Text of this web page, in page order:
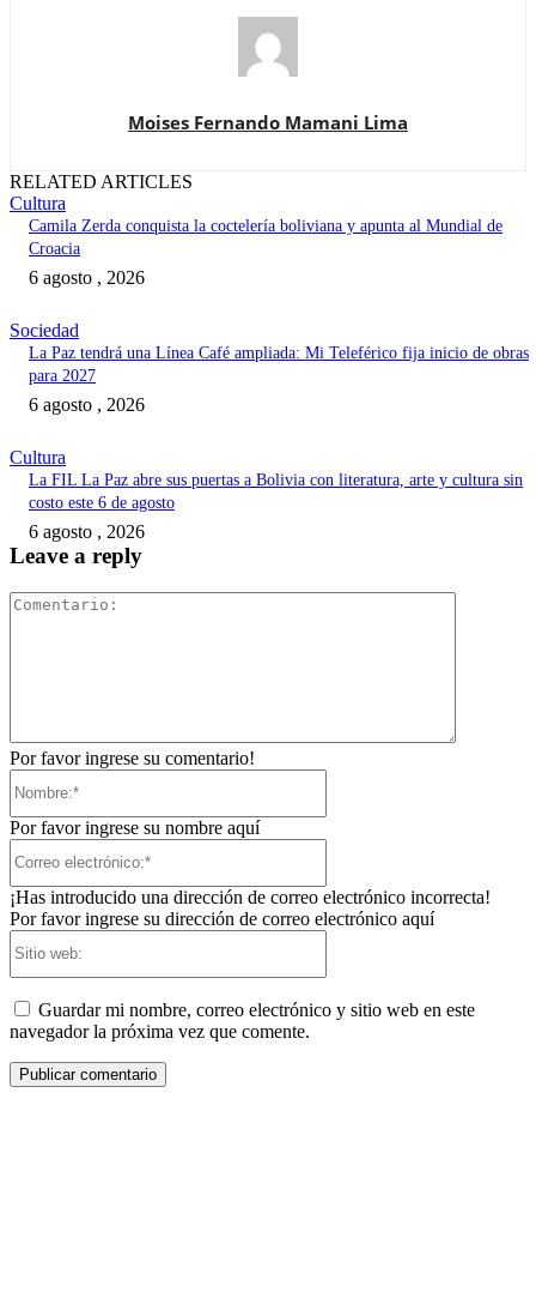
Moises Fernando Mamani Lima
RELATED ARTICLES
Cultura
Camila Zerda conquista la coctelería boliviana y apunta al Mundial de
Croacia
6 agosto , 2026
Sociedad
La Paz tendrá una Línea Café ampliada: Mi Teleférico fija inicio de obras
para 2027
6 agosto , 2026
Cultura
La FIL La Paz abre sus puertas a Bolivia con literatura, arte y cultura sin
costo este 6 de agosto
6 agosto , 2026
Leave a reply
Por favor ingrese su comentario!
Por favor ingrese su nombre aquí
¡Has introducido una dirección de correo electrónico incorrecta!
Por favor ingrese su dirección de correo electrónico aquí
Guardar mi nombre, correo electrónico y sitio web en este
navegador la próxima vez que comente.